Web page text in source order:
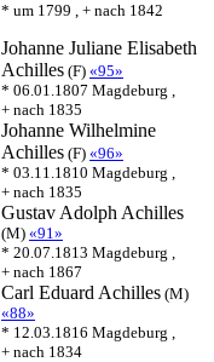
* um 1799 , + nach 1842
Johanne Juliane Elisabeth
Achilles (F) «95»
* 06.01.1807 Magdeburg ,
+ nach 1835
Johanne Wilhelmine
Achilles (F) «96»
* 03.11.1810 Magdeburg ,
+ nach 1835
Gustav Adolph Achilles
(M) «91»
* 20.07.1813 Magdeburg ,
+ nach 1867
Carl Eduard Achilles (M)
«88»
* 12.03.1816 Magdeburg ,
+ nach 1834